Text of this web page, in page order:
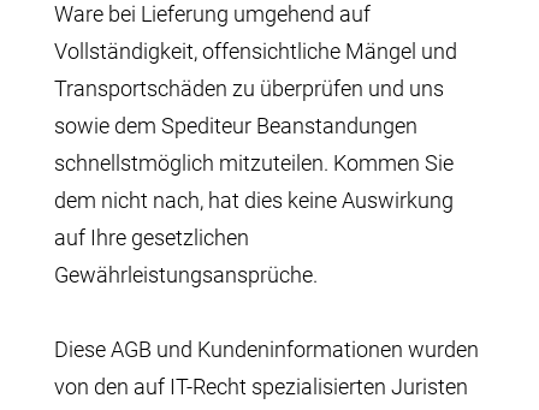
Ware bei Lieferung umgehend auf
Vollständigkeit, offensichtliche Mängel und
Transportschäden zu überprüfen und uns
sowie dem Spediteur Beanstandungen
schnellstmöglich mitzuteilen. Kommen Sie
dem nicht nach, hat dies keine Auswirkung
auf Ihre gesetzlichen
Gewährleistungsansprüche.
Diese AGB und Kundeninformationen wurden
von den auf IT-Recht spezialisierten Juristen